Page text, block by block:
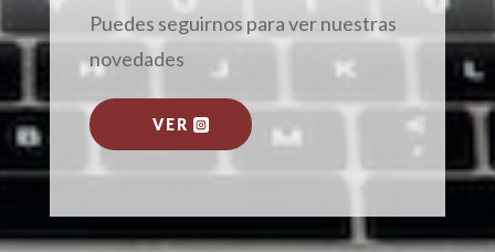
Puedes seguirnos para ver nuestras
novedades
VER